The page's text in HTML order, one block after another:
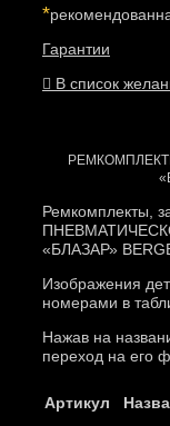
*
Гарантии
В список
Ремкомплекты,
«БЛАЗАР»
Изображения
номерами в
Нажав на
переход на его
Артикул